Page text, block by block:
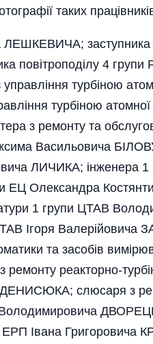
таких
ЛЕШКЕВИЧА;
4 групи
турбіною
турбіною атомної
з ремонту та
Васильовича
ЛИЧИКА; інженера 1
ЕЦ Олександра
1 групи ЦТАВ
Ігоря Валерійовича
та засобів
реакторно-
слюсаря з
Володимировича
ЕРП Івана Григоровича